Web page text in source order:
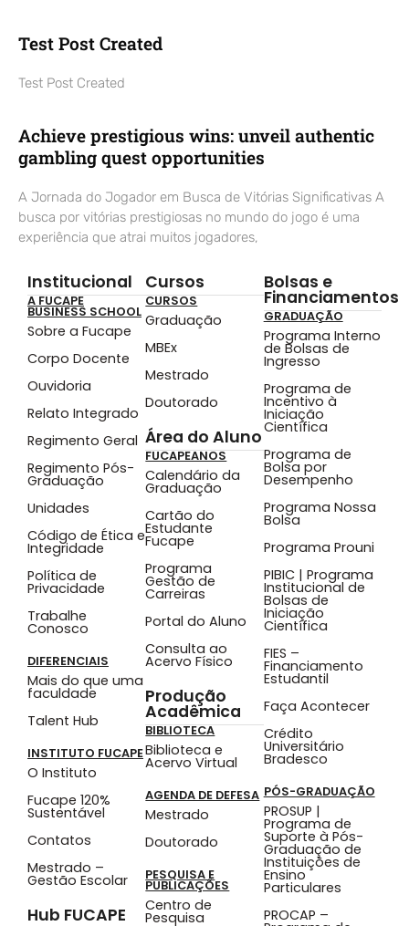
Test Post Created
Test Post Created
Achieve prestigious wins: unveil authentic
gambling quest opportunities
A Jornada do Jogador em Busca de Vitórias Significativas A
busca por vitórias prestigiosas no mundo do jogo é uma
experiência que atrai muitos jogadores,
Institucional
A FUCAPE
BUSINESS SCHOOL
Sobre a Fucape
Corpo Docente
Ouvidoria
Relato Integrado
Regimento Geral
Regimento Pós-
Graduação
Unidades
Código de Ética e
Integridade
Política de
Privacidade
Trabalhe
Conosco
DIFERENCIAIS
Mais do que uma
faculdade
Talent Hub
INSTITUTO FUCAPE
O Instituto
Fucape 120%
Sustentável
Contatos
Mestrado –
Gestão Escolar
Hub FUCAPE
Cursos
CURSOS
Graduação
MBEx
Mestrado
Doutorado
Área do Aluno
FUCAPEANOS
Calendário da
Graduação
Cartão do
Estudante
Fucape
Programa
Gestão de
Carreiras
Portal do Aluno
Consulta ao
Acervo Físico
Produção
Acadêmica
BIBLIOTECA
Biblioteca e
Acervo Virtual
AGENDA DE DEFESA
Mestrado
Doutorado
PESQUISA E
PUBLICAÇÕES
Centro de
Pesquisa
Bolsas e
Financiamentos
GRADUAÇÃO
Programa Interno
de Bolsas de
Ingresso
Programa de
Incentivo à
Iniciação
Científica
Programa de
Bolsa por
Desempenho
Programa Nossa
Bolsa
Programa Prouni
PIBIC | Programa
Institucional de
Bolsas de
Iniciação
Científica
FIES –
Financiamento
Estudantil
Faça Acontecer
Crédito
Universitário
Bradesco
PÓS-GRADUAÇÃO
PROSUP |
Programa de
Suporte à Pós-
Graduação de
Instituições de
Ensino
Particulares
PROCAP –